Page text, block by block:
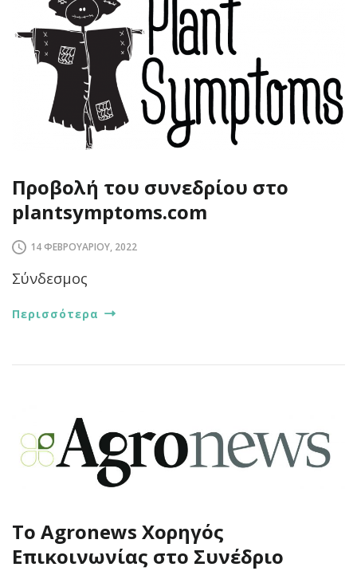
Προβολή του συνεδρίου στο
plantsymptoms.com
14 ΦΕΒΡΟΥΑΡΊΟΥ, 2022
Σύνδεσμος
Περισσότερα
Tο Αgronews Χορηγός
Επικοινωνίας στο Συνέδριο